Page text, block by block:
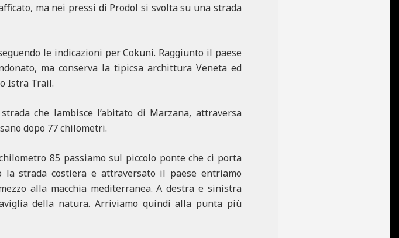
ma nei pressi di Prodol si svolta su una strada
le indicazioni per Cokuni. Raggiunto il paese
ma conserva la tipicsa archittura Veneta ed
Istra Trail.
che lambisce l’abitato di Marzana, attraversa
dopo 77 chilometri.
85 passiamo sul piccolo ponte che ci porta
strada costiera e attraversato il paese entriamo
alla macchia mediterranea. A destra e sinistra
della natura. Arriviamo quindi alla punta più